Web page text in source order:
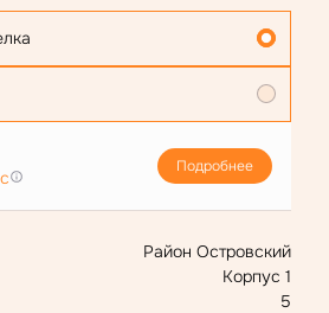
Подробнее
Район Островский
Корпус 1
5